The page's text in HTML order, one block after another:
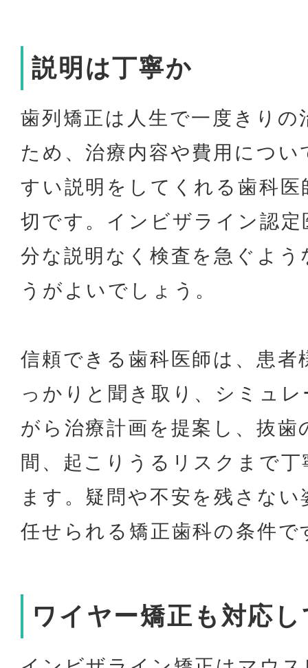
説明は丁寧か
歯列矯正は人生で一度きり
ため、治療内容や費用につ
すい説明をしてくれる歯科
切です。インビザライン認
分な説明なく検査を急ぐよ
うがよいでしょう。
信頼できる歯科医師は、患者
っかりと聞き取り、シミュ
がら治療計画を提案し、抜歯
間、起こりうるリスクまで
ます。疑問や不安を残さな
任せられる矯正歯科の条件で
ワイヤー矯正も対応